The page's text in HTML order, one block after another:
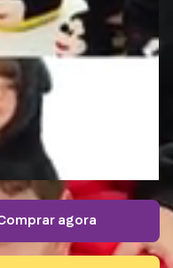
comprar agora